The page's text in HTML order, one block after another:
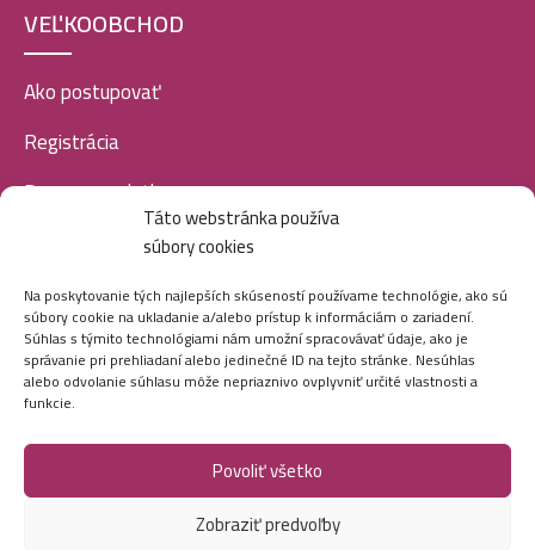
Táto webstránka používa
súbory cookies
Na poskytovanie tých najlepších skúseností používame technológie, ako sú
súbory cookie na ukladanie a/alebo prístup k informáciám o zariadení.
Súhlas s týmito technológiami nám umožní spracovávať údaje, ako je
správanie pri prehliadaní alebo jedinečné ID na tejto stránke. Nesúhlas
alebo odvolanie súhlasu môže nepriaznivo ovplyvniť určité vlastnosti a
funkcie.
Povoliť všetko
Zobraziť predvoľby
VEĽKOOBCHOD
Ako postupovať
Registrácia
Doprava a platba
SOCIÁLNE SIETE
Marei.sk - Všetky práva vyhradené - 2026
Vytvorila digitálna agentúraAmetica.